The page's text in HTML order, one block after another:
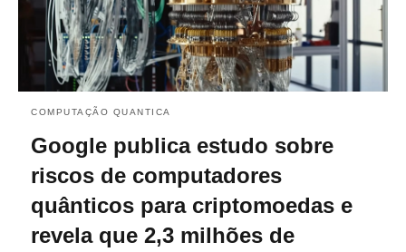
COMPUTAÇÃO QUANTICA
Google publica estudo sobre
riscos de computadores
quânticos para criptomoedas e
revela que 2,3 milhões de